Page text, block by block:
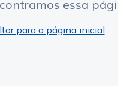
essa
para a página inicial